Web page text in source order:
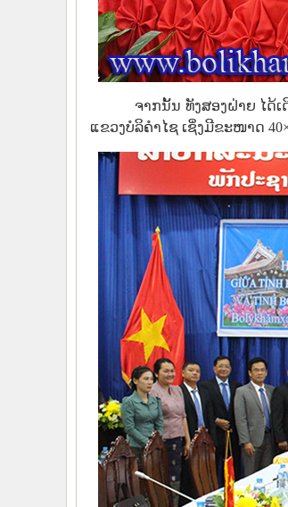
ຈາກນັ້ນ ທັງສອງຝ່າຍ ໄດ້
ແຂວງບໍລິຄຳໄຊ ເຊິ່ງມີຂະໜາດ